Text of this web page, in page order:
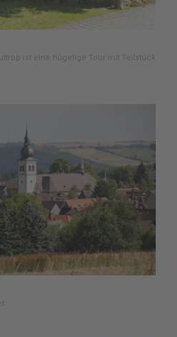
ist eine hügelige Tour mit Teilstück